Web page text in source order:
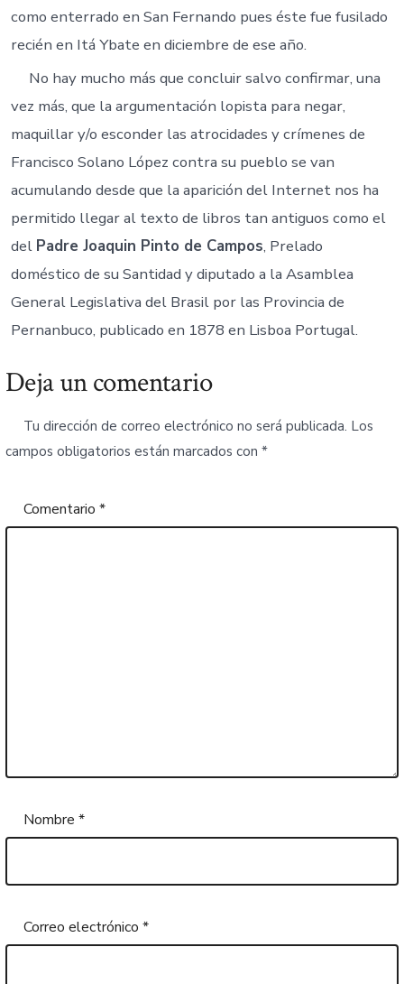
como enterrado en San Fernando pues éste fue fusilado
recién en Itá Ybate en diciembre de ese año.
No hay mucho más que concluir salvo confirmar, una
vez más, que la argumentación lopista para negar,
maquillar y/o esconder las atrocidades y crímenes de
Francisco Solano López contra su pueblo se van
acumulando desde que la aparición del Internet nos ha
permitido llegar al texto de libros tan antiguos como el
del Padre Joaquin Pinto de Campos, Prelado
doméstico de su Santidad y diputado a la Asamblea
General Legislativa del Brasil por las Provincia de
Pernanbuco, publicado en 1878 en Lisboa Portugal.
Deja un comentario
Tu dirección de correo electrónico no será publicada. Los
campos obligatorios están marcados con *
Comentario *
Nombre *
Correo electrónico *